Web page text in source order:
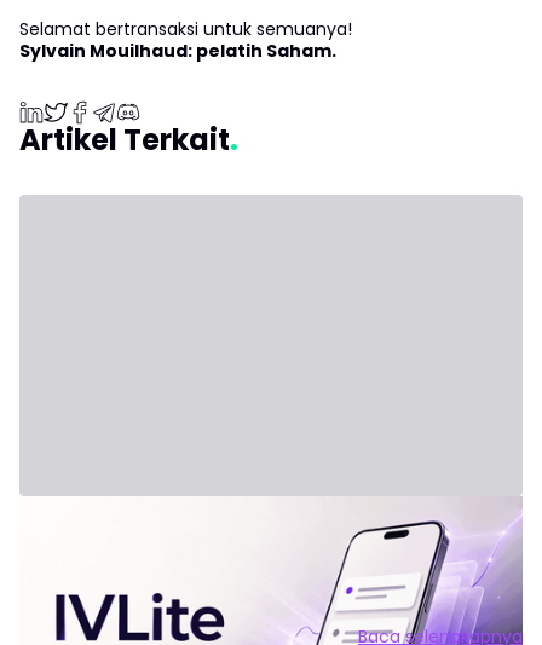
Selamat bertransaksi untuk semuanya!
Sylvain Mouilhaud: pelatih Saham.
Artikel Terkait
IVLite: Esensi IVT dalam Notifikasi, hanya €29 per bulan
Rencana jelas, ringkasan dan ulasan pasar—semua dikirim
langsung ke ponsel dan komputer kamu. Tidak ada
tambahan lain. Permasalahannya bukan kurangnya
Baca selengkapnya